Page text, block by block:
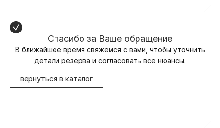
Спасибо за Ваше обращение
В ближайшее время свяжемся с вами, чтобы уточнить
детали резерва и согласовать все нюансы.
вернуться в каталог